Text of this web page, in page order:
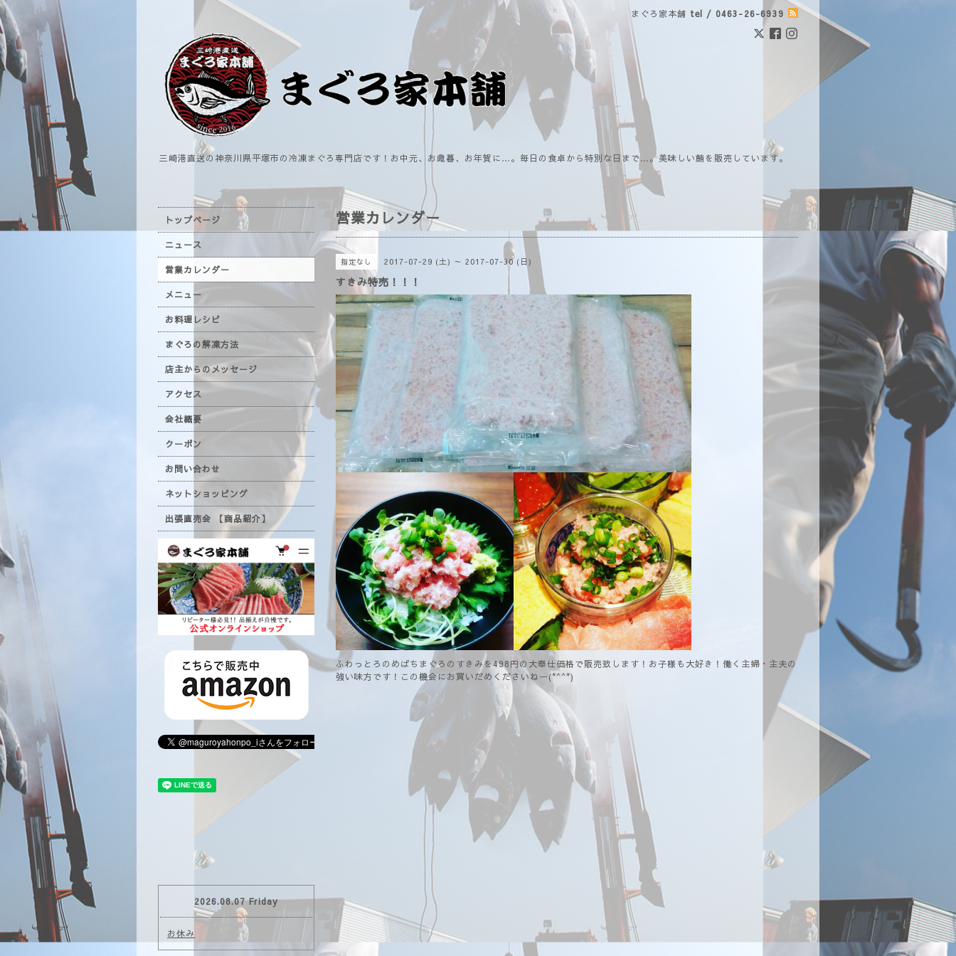
まぐろ家本舗 tel / 0463-26-6939
三崎港直送の神奈川県平塚市の冷凍まぐろ専門店です！お中元、お歳暮、お年賀に…。毎日の食卓から特別な日まで…。美味しい鮪を販売しています。
営業カレンダー
指定なし 2017-07-29 (土) ～ 2017-07-30 (日)
すきみ特売！！！
ふわっとろのめばちまぐろのすきみを498円の大奉仕価格で販売致します！お子様も大好き！働く主婦・主夫の
強い味方です！この機会にお買いだめくださいねー(*^^*)
トップページ
ニュース
営業カレンダー
メニュー
お料理レシピ
まぐろの解凍方法
店主からのメッセージ
アクセス
会社概要
クーポン
お問い合わせ
ネットショッピング
出張直売会 【商品紹介】
2026.08.07 Friday
お休み